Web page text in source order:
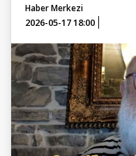
Haber Merkezi
2026-05-17 18:00